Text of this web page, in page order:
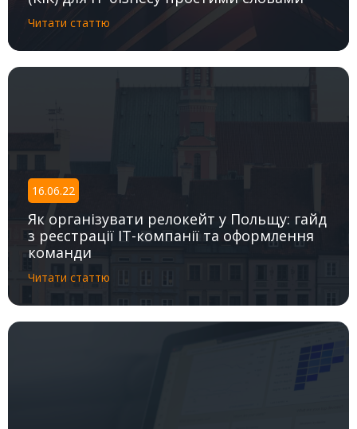
Читати статтю
16.06.22
Як організувати релокейт у Польщу: гайд
з реєстрації IT-компанії та оформлення
команди
Читати статтю